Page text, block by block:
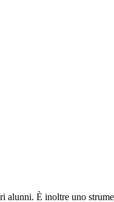
alunni. È inoltre uno